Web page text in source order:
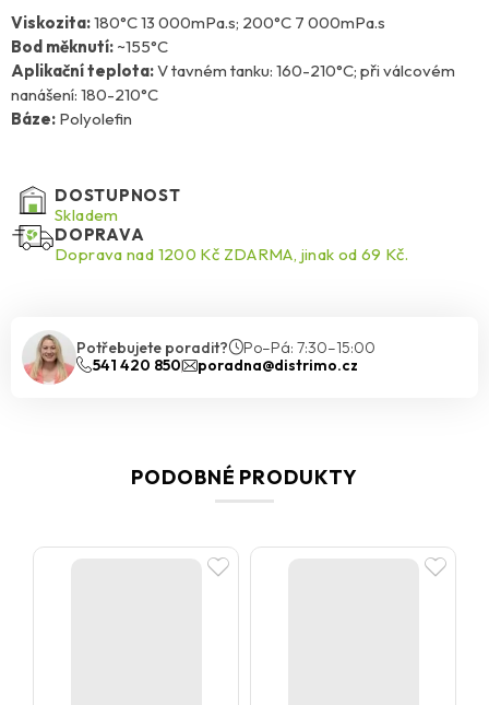
Viskozita:180°C 13 000mPa.s; 200°C 7 000mPa.s
Bod měknutí: ~155°C
Aplikační teplota:V tavném tanku: 160-210°C; při válcovém
nanášení: 180-210°C
Báze: Polyolefin
DOSTUPNOST
Skladem
DOPRAVA
Doprava nad 1200 Kč ZDARMA, jinak od 69 Kč.
Potřebujete poradit?
Po–Pá: 7:30–15:00
541 420 850
poradna@distrimo.cz
PODOBNÉ PRODUKTY